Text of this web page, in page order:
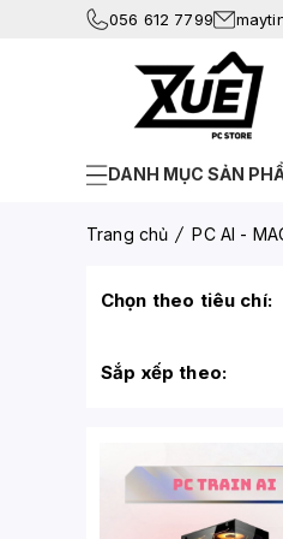
056 612 7799
DANH MỤC SẢN
Trang chủ PC AI -
Chọn theo tiêu chí:
Sắp xếp theo: